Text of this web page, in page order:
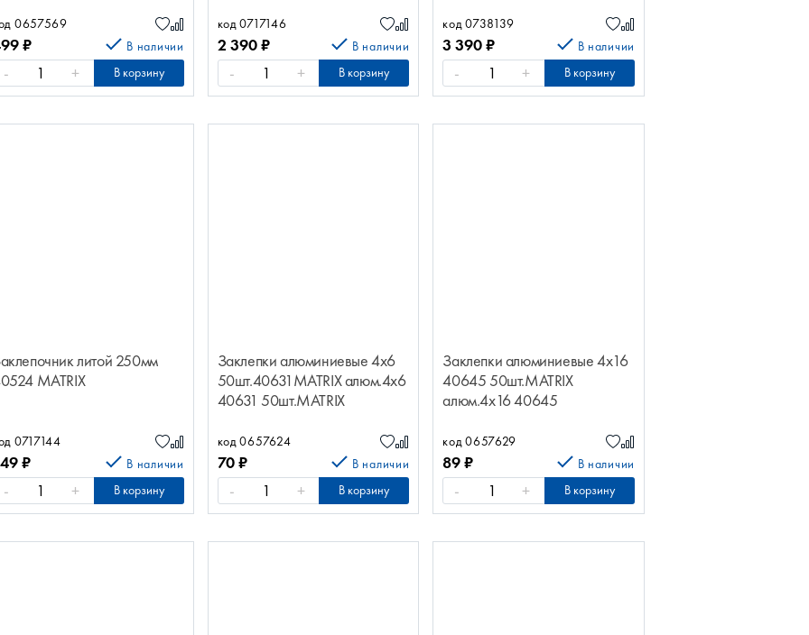
0657569
₽ В наличии
- + В корзину
код 0717146
2 390₽ В наличии
- + В корзину
код 0738139
3 390₽ В наличии
- + В корзину
литой 250мм
MATRIX
0717144
₽ В наличии
- + В корзину
Заклепки алюминиевые 4х6
50шт.40631MATRIX алюм.4х6
40631 50шт.MATRIX
код 0657624
70₽ В наличии
- + В корзину
Заклепки алюминиевые 4х16
40645 50шт.MATRIX
алюм.4х16 40645
код 0657629
89₽ В наличии
- + В корзину